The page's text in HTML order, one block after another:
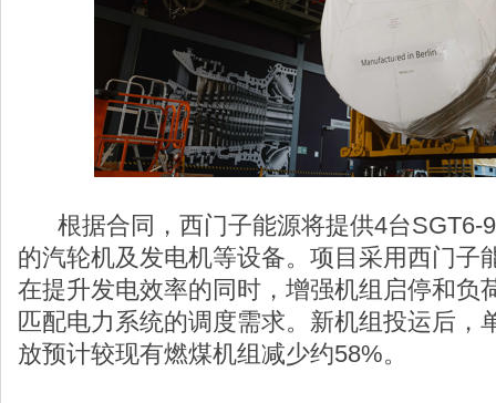
根据合同，西门子能源将提供4台SGT6-
的汽轮机及发电机等设备。项目采用西门子
在提升发电效率的同时，增强机组启停和负
匹配电力系统的调度需求。新机组投运后，
放预计较现有燃煤机组减少约58%。